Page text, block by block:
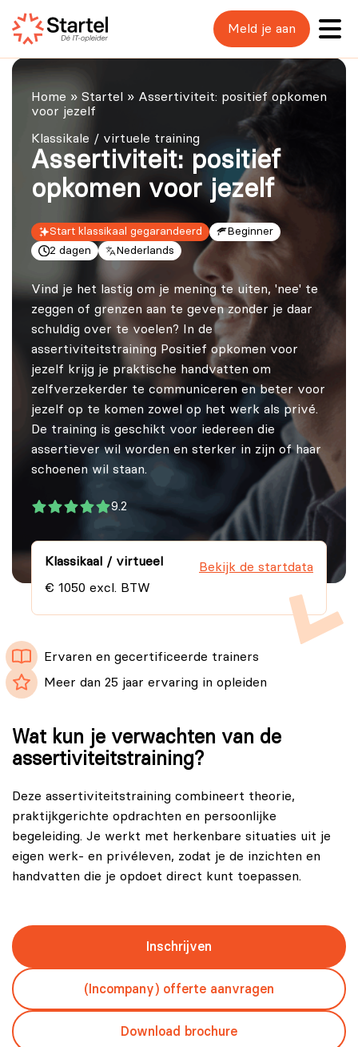
Meld je aan
Home » Startel » Assertiviteit: positief opkomen
voor jezelf
Klassikale / virtuele training
Assertiviteit: positief
opkomen voor jezelf
Start klassikaal gegarandeerd
Beginner
2 dagen
Nederlands
Vind je het lastig om je mening te uiten, 'nee' te
zeggen of grenzen aan te geven zonder je daar
schuldig over te voelen? In de
assertiviteitstraining Positief opkomen voor
jezelf krijg je praktische handvatten om
zelfverzekerder te communiceren en beter voor
jezelf op te komen zowel op het werk als privé.
De training is geschikt voor iedereen die
assertiever wil worden en sterker in zijn of haar
schoenen wil staan.
9.2
Klassikaal / virtueel
€ 1050 excl. BTW
Bekijk de startdata
Ervaren en gecertificeerde trainers
Meer dan 25 jaar ervaring in opleiden
Wat kun je verwachten van de
assertiviteitstraining?
Deze assertiviteitstraining combineert theorie,
praktijkgerichte opdrachten en persoonlijke
begeleiding. Je werkt met herkenbare situaties uit je
eigen werk- en privéleven, zodat je de inzichten en
handvatten die je opdoet direct kunt toepassen.
Inschrijven
(Incompany) offerte aanvragen
Download brochure